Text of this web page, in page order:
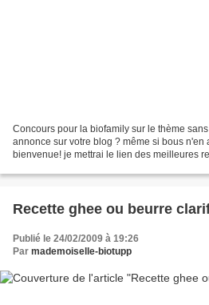
Concours pour la biofamily sur le thème
annonce sur votre blog ? même si bous n'en
bienvenue! je mettrai le lien des meilleures
Recette ghee ou beurre
Publié le 24/02/2009 à 19:26
Par mademoiselle-biotupp